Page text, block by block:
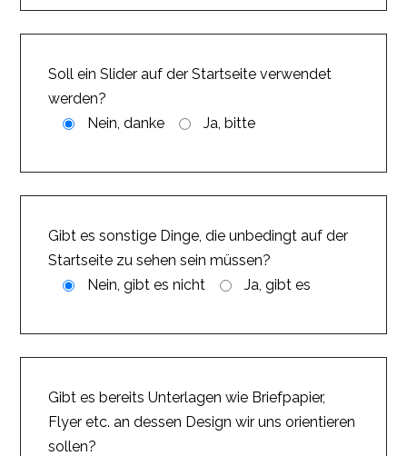
Soll ein Slider auf der Startseite verwendet
werden?
Nein, danke
Ja, bitte
Gibt es sonstige Dinge, die unbedingt auf der
Startseite zu sehen sein müssen?
Nein, gibt es nicht
Ja, gibt es
Gibt es bereits Unterlagen wie Briefpapier,
Flyer etc. an dessen Design wir uns orientieren
sollen?